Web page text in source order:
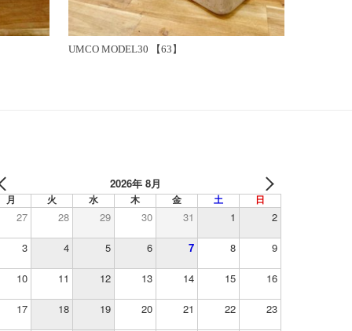
UMCO MODEL30 【63】
2026年 8月
月 火 水 木 金 土 日
27 28 29 30 31 1 2
3 4 5 6 7 8 9
10 11 12 13 14 15 16
17 18 19 20 21 22 23